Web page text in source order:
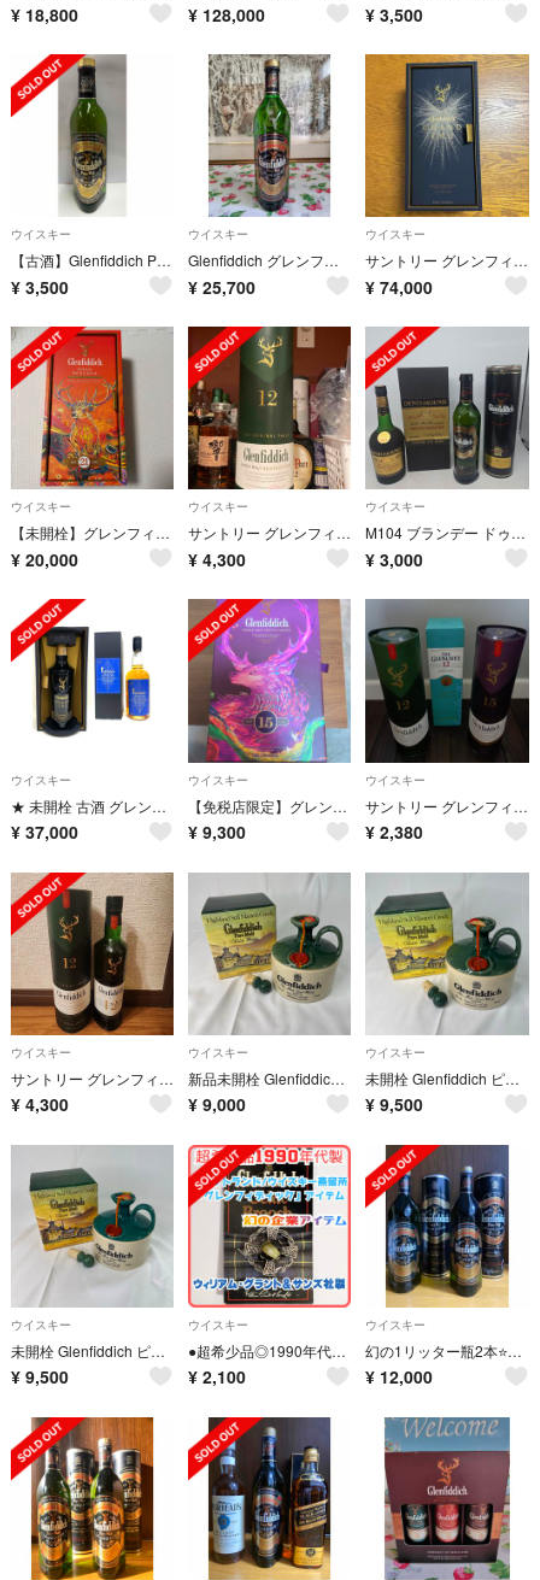
¥ 18,800 ¥ 128,000 ¥ 3,500
ウイスキー
【古酒】Glenfiddich Pure Malt グレンフィディック 43度
¥ 3,500
ウイスキー
Glenfiddich グレンフィディック ピュアモルト ウイスキー 1L
¥ 25,700
ウイスキー
サントリー グレンフィディック２３年グランクリュ
¥ 74,000
ウイスキー
【未開栓】グレンフィディック 21年 グランレゼルヴァ 免税店限定 箱付
¥ 20,000
ウイスキー
サントリー グレンフィディック１２年
¥ 4,300
ウイスキー
M104 ブランデー ドゥ二ムニエ VSOP グレンフィディック12年
¥ 3,000
ウイスキー
★ 未開栓 古酒 グレンフィディック イチローズモルト ウイスキー2点セット
¥ 37,000
ウイスキー
【免税店限定】グレンフィディック 15年 VAT 03 ギフトセット
¥ 9,300
ウイスキー
サントリー グレンフィディック１５年（新）
¥ 2,380
ウイスキー
サントリー グレンフィディック１２年
¥ 4,300
ウイスキー
新品未開栓 Glenfiddich ピュアモルト・スコッチウィスキー お酒
¥ 9,000
ウイスキー
未開栓 Glenfiddich ピュアモルト・スコッチウィスキー お酒
¥ 9,500
ウイスキー
未開栓 Glenfiddich ピュアモルト スコッチウィスキー 酒
¥ 9,500
ウイスキー
●超希少品◎1990年代製■未使用★グレンフィディック ケルティック ブローチ
¥ 2,100
ウイスキー
幻の1リッター瓶2本⭐️奇跡的高液面 ⭐️美品シングルモルト⭐️グレンフィデック⭐️古酒
¥ 12,000